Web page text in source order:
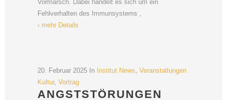
Vormarsch. Dabei handelt es sich um ein
Fehlverhalten des Immunsystems ,
› mehr Details
20. Februar 2025 In Institut News Veranstaltungen
Kultur, Vortrag
ANGSTSTÖRUNGEN